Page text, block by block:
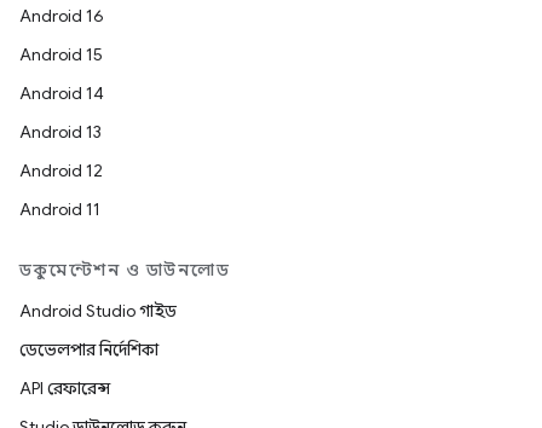
Android 16
Android 15
Android 14
Android 13
Android 12
Android 11
ডকুমেন্টেশন ও ডাউনলোড
Android Studio গাইড
ডেভেলপার নির্দেশিকা
API রেফারেন্স